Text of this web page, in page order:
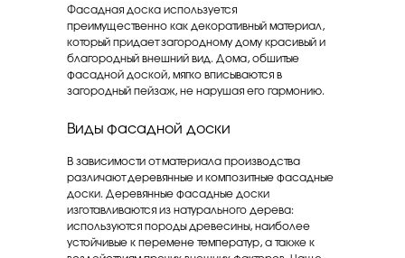
Фасадная доска используется
преимущественно как декоративный материал,
который придает загородному дому красивый и
благородный внешний вид. Дома, обшитые
фасадной доской, мягко вписываются в
загородный пейзаж, не нарушая его гармонию.
Виды фасадной доски
В зависимости от материала производства
различают деревянные и композитные фасадные
доски. Деревянные фасадные доски
изготавливаются из натурального дерева:
используются породы древесины, наиболее
устойчивые к перемене температур, а также к